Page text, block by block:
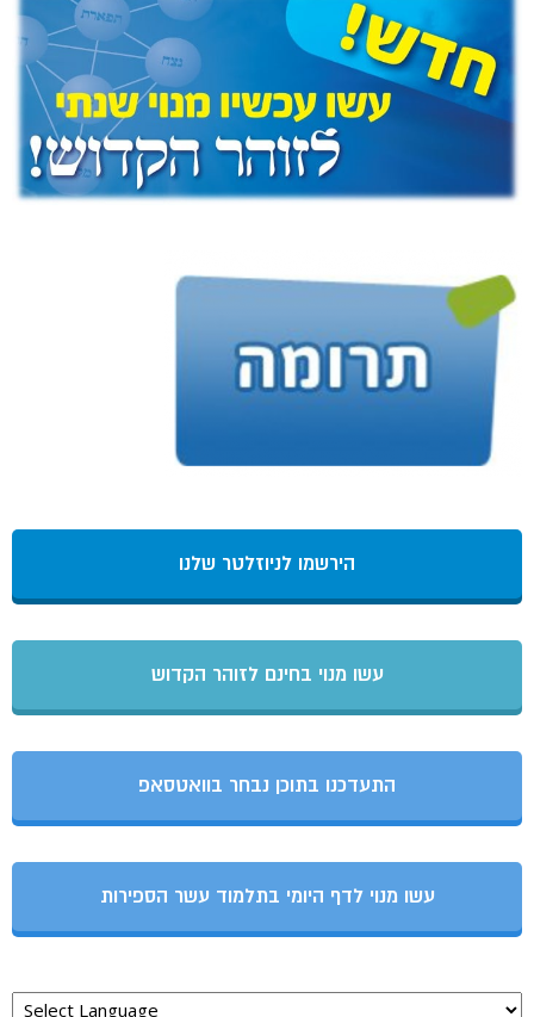
הירשמו לניוזלטר שלנו
עשו מנוי בחינם לזוהר הקדוש
התעדכנו בתוכן נבחר בוואטסאפ
עשו מנוי לדף היומי בתלמוד עשר הספירות